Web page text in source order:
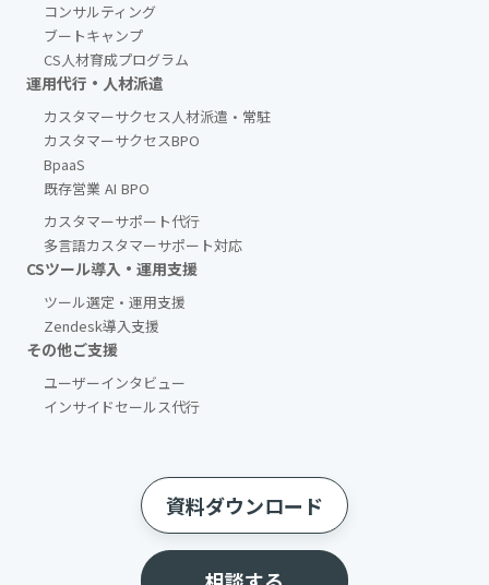
コンサルティング
ブートキャンプ
CS人材育成プログラム
運用代行・人材派遣
カスタマーサクセス人材派遣・常駐
カスタマーサクセスBPO
BpaaS​
既存営業 AI BPO
カスタマーサポート代行
多言語カスタマーサポート対応
CSツール導入・運用支援
ツール選定・運用支援
Zendesk導入支援
その他ご支援​
ユーザーインタビュー
インサイドセールス代行
資料ダウンロード